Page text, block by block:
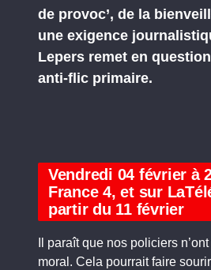
de provoc’, de la
une exigence
Lepers remet en
anti-flic primaire.
Vendredi 04 février à
France 4, et sur
partir du 11 février
Il paraît que nos policiers
moral. Cela pourrait faire